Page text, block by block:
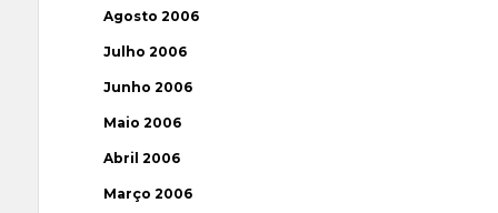
Agosto 2006
Julho 2006
Junho 2006
Maio 2006
Abril 2006
Março 2006